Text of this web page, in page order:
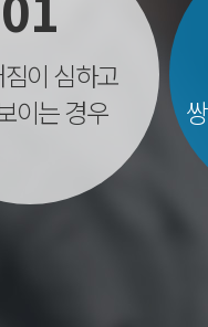
이 심하고
이는 경우